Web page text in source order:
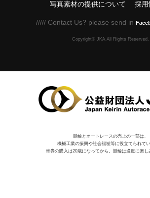
写真素材の提供について 採用
///// Contact Us? please send in
Copyright© JKA.All Rights Reserved.
競輪とオートレースの売上の一部は、
機械⼯業の振興や社会福祉等に役⽴てられてい
車券の購入は20歳になってから。競輪は適度に楽し